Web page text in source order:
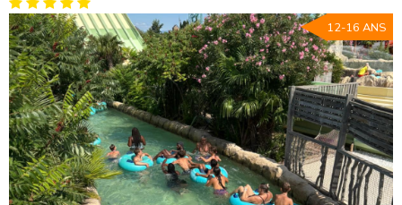
12-16 ANS